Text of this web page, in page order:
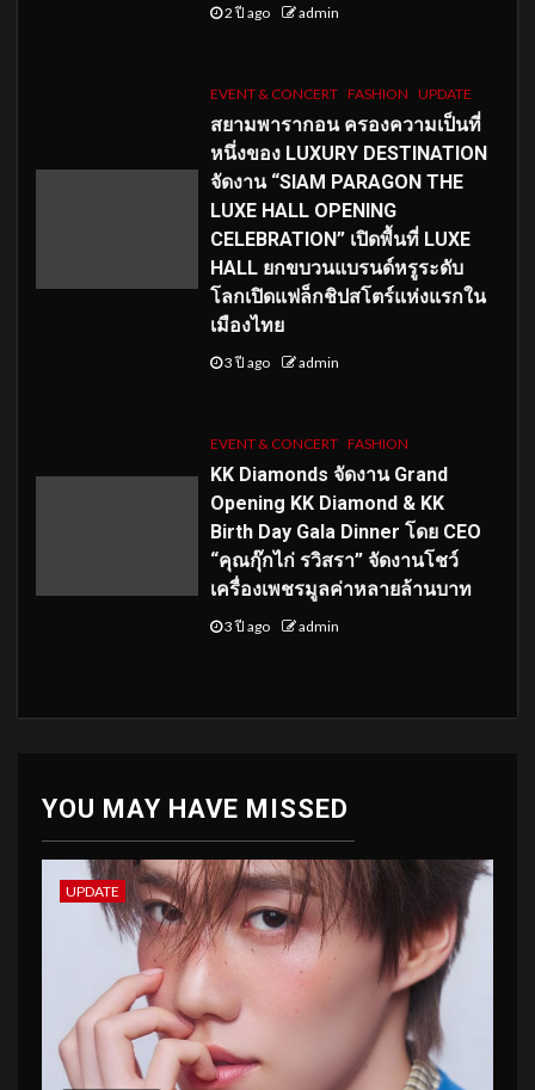
2 ปี ago admin
EVENT & CONCERT FASHION UPDATE
สยามพารากอน ครองความเป็นที่
หนึ่งของ LUXURY DESTINATION
จัดงาน “SIAM PARAGON THE
LUXE HALL OPENING
CELEBRATION” เปิดพื้นที่ LUXE
HALL ยกขบวนแบรนด์หรูระดับ
โลกเปิดแฟล็กชิปสโตร์แห่งแรกใน
เมืองไทย
3 ปี ago admin
EVENT & CONCERT FASHION
KK Diamonds จัดงาน Grand
Opening KK Diamond & KK
Birth Day Gala Dinner โดย CEO
“คุณกุ๊กไก่ รวิสรา” จัดงานโชว์
เครื่องเพชรมูลค่าหลายล้านบาท
3 ปี ago admin
YOU MAY HAVE MISSED
UPDATE